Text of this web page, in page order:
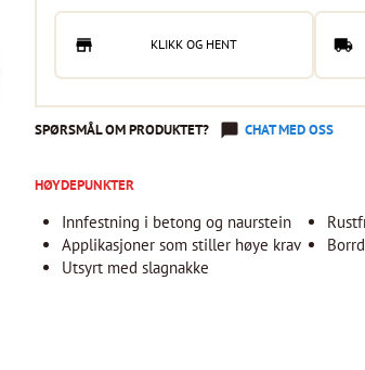
KLIKK OG HENT
SPØRSMÅL OM PRODUKTET? CHAT MED OSS
HØYDEPUNKTER
Innfestning i betong og naurstein
Applikasjoner som stiller høye krav
Utsyrt med slagnakke